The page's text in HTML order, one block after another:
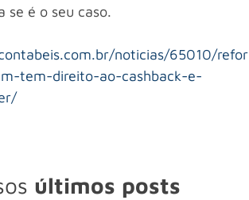
se é o seu caso.
noticias/65010/
tem-direito-ao-cashback-e-
últimos posts